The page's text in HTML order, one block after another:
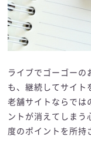
ライブでゴーゴーの
も、継続してサイト
老舗サイトならでは
ントが消えてしまう
度のポイントを所持